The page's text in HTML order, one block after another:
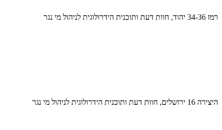
רמז 34-36 יהוד, חוות דעת ותוכנית הידרולוגית לניהול מי נגר
היצירה 16 ירושלים, חוות דעת ותוכנית הידרולוגית לניהול מי נגר